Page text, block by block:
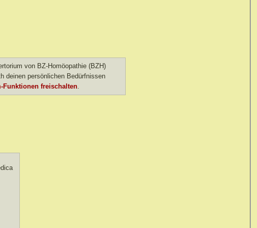
von BZ-Homöopathie (BZH)
deinen persönlichen Bedürfnissen
Funktionen freischalten